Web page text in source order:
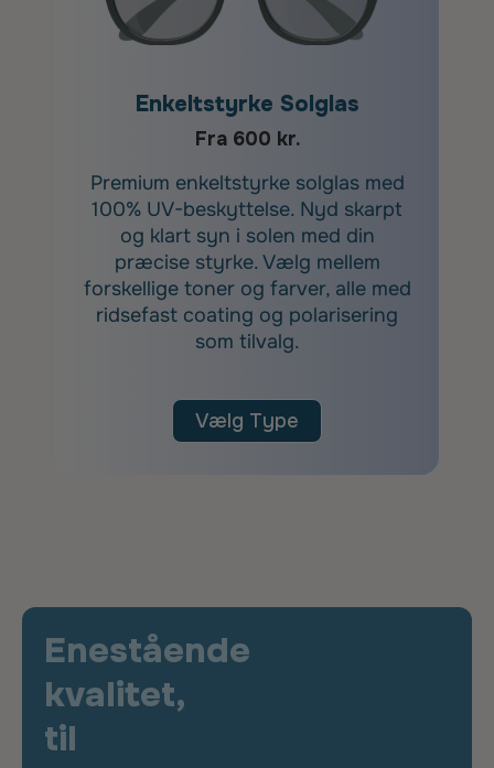
Enkeltstyrke Solglas
Fra 600 kr.
Premium enkeltstyrke solglas med
100% UV-beskyttelse. Nyd skarpt
og klart syn i solen med din
præcise styrke. Vælg mellem
forskellige toner og farver, alle med
ridsefast coating og polarisering
som tilvalg.
Vælg Type
Enestående
kvalitet,
til